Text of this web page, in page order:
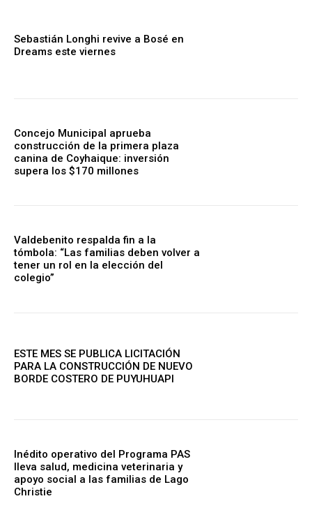
Sebastián Longhi revive a Bosé en
Dreams este viernes
Concejo Municipal aprueba
construcción de la primera plaza
canina de Coyhaique: inversión
supera los $170 millones
Valdebenito respalda fin a la
tómbola: “Las familias deben volver a
tener un rol en la elección del
colegio”
ESTE MES SE PUBLICA LICITACIÓN
PARA LA CONSTRUCCIÓN DE NUEVO
BORDE COSTERO DE PUYUHUAPI
Inédito operativo del Programa PAS
lleva salud, medicina veterinaria y
apoyo social a las familias de Lago
Christie